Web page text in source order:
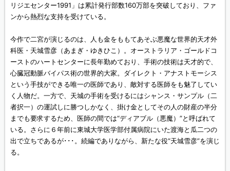
リジエセンター1991」は累計発行部数160万部を突破しており、ファ
ンから熱烈な支持を受けている。
今作で二宮が演じるのは、人も金をももてあそぶ悪魔な世界的天才外
科医・天城雪彦（あまぎ・ゆきひこ）。オーストラリア・ゴールドコ
ーストのハートセンターに長年勤めており、手術の技術は天才的で、
心臓冠動脈バイパス術の世界的大家。ダイレクト・アナストモーシス
という手技ができる唯一の医師であり、敵対する医師をも魅了してい
く人物だ。一方で、天城の手術を受けるにはシャンス・サンプル（二
者択一）の運試しに勝つしかなく、掛け金としてその人の財産の半分
までも要求するため、医師の間では“ディアブル（悪魔）”と呼ばれて
いる。さらに６年前に東城大学医学部付属病院にいた渡海と瓜二つの
出で立ちであるが･･･。続編でありながら、新たな役“天城雪彦”を演じ
る。